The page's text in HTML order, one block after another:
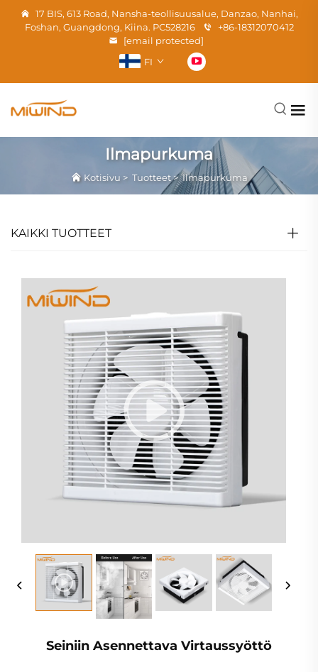
17 BIS, 613 Road, Nansha-teollisuusalue, Danzao, Nanhai,
Foshan, Guangdong, Kiina. PC528216
+86-18312070412
[email protected]
FI
Ilmapurkuma
Kotisivu > Tuotteet>Ilmapurkuma
KAIKKI TUOTTEET
Seiniin Asennettava Virtaussyöttö